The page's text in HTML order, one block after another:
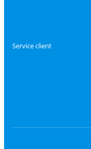
Service client